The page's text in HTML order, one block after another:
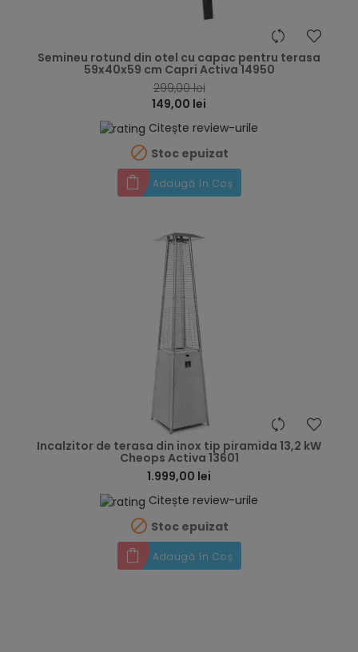
Semineu rotund din otel cu capac pentru terasa
59x40x59 cm Capri Activa 14950
299,00 lei
149,00 lei
Citește review-urile
 Stoc epuizat
Adaugă în Coș
Incalzitor de terasa din inox tip piramida 13,2 kW
Cheops Activa 13601
1.999,00 lei
Citește review-urile
 Stoc epuizat
Adaugă în Coș